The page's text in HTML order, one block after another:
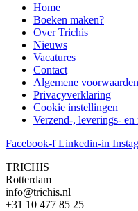
Home
Boeken maken?
Over Trichis
Nieuws
Vacatures
Contact
Algemene voorwaarden
Privacyverklaring
Cookie instellingen
Verzend-, leverings- en
Facebook-f Linkedin-in
TRICHIS
Rotterdam
info@trichis.nl
+31 10 477 85 25